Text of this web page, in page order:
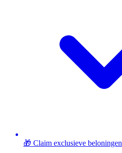
🎁 Claim exclusieve beloningen